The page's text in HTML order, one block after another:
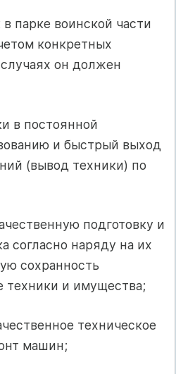
парке воинской части
конкретных
он должен
в постоянной
и быстрый выход
(вывод техники) по
подготовку и
согласно наряду на их
сохранность
техники и имущества;
техническое
машин;